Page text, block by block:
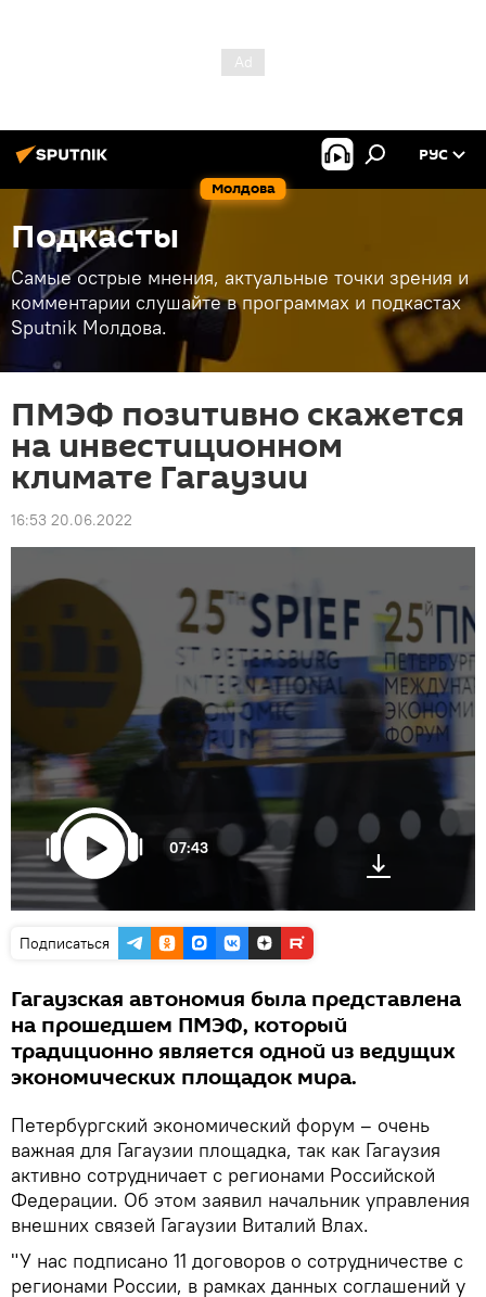
Молдова
РУС
Подкасты
Самые острые мнения, актуальные точки зрения и
комментарии слушайте в программах и подкастах
Sputnik Молдова.
ПМЭФ позитивно скажется
на инвестиционном
климате Гагаузии
16:53 20.06.2022
07:43
Подписаться
Гагаузская автономия была представлена
на прошедшем ПМЭФ, который
традиционно является одной из ведущих
экономических площадок мира.
Петербургский экономический форум – очень
важная для Гагаузии площадка, так как Гагаузия
активно сотрудничает с регионами Российской
Федерации. Об этом заявил начальник управления
внешних связей Гагаузии Виталий Влах.
"У нас подписано 11 договоров о сотрудничестве с
регионами России, в рамках данных соглашений у